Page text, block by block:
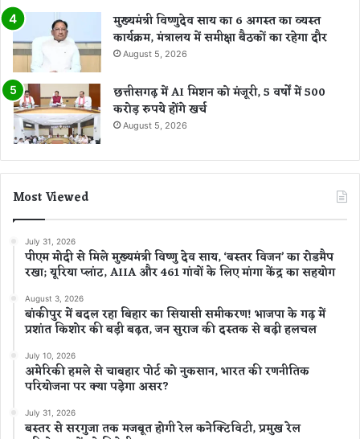
मुख्यमंत्री विष्णुदेव साय का 6 अगस्त का व्यस्त
कार्यक्रम, मंत्रालय में समीक्षा बैठकों का रहेगा दौर
August 5, 2026
छत्तीसगढ़ में AI मिशन को मंजूरी, 5 वर्षों में 500
करोड़ रुपये होंगे खर्च
August 5, 2026
Most Viewed
July 31, 2026
पीएम मोदी से मिले मुख्यमंत्री विष्णु देव साय, ‘बस्तर विजन’ का रोडमैप
रखा; यूरिया प्लांट, AIIA और 461 गांवों के लिए मांगा केंद्र का सहयोग
August 3, 2026
बांकीपुर में बदल रहा बिहार का सियासी समीकरण! भाजपा के गढ़ में
प्रशांत किशोर की बड़ी बढ़त, जन सुराज की दस्तक से बढ़ी हलचल
July 10, 2026
अमेरिकी हमले से चाबहार पोर्ट को नुकसान, भारत की रणनीतिक
परियोजना पर क्या पड़ेगा असर?
July 31, 2026
बस्तर से सरगुजा तक मजबूत होगी रेल कनेक्टिविटी, प्रमुख रेल